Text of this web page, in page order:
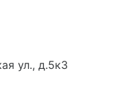
ул., д.5к3